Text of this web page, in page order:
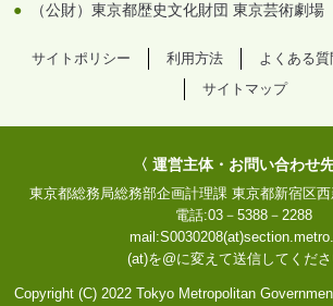
（公財）東京都歴史文化財団 東京芸術劇場
サイトポリシー 利用方法
よくある
サイトマップ
〈 運営主体・お問い合わせ先
東京都総務局総務部企画計理課 東京都新宿区
電話:03－5388－2288
mail:
(at)を@に変えて送信してくださ
Copyright (C) 2022 Tokyo Metropolitan